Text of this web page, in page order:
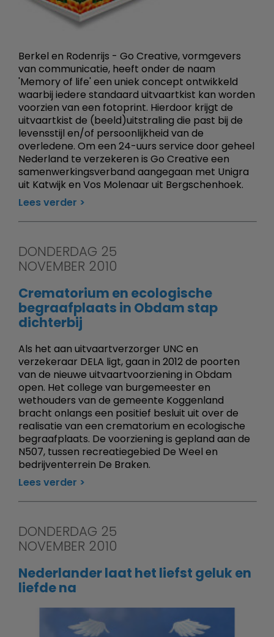
Berkel en Rodenrijs - Go Creative, vormgevers
van communicatie, heeft onder de naam
'Memory of life' een uniek concept ontwikkeld
waarbij iedere standaard uitvaartkist kan worden
voorzien van een fotoprint. Hierdoor krijgt de
uitvaartkist de (beeld)uitstraling die past bij de
levensstijl en/of persoonlijkheid van de
overledene. Om een 24-uurs service door geheel
Nederland te verzekeren is Go Creative een
samenwerkingsverband aangegaan met Unigra
uit Katwijk en Vos Molenaar uit Bergschenhoek.
Lees verder
DONDERDAG 25
NOVEMBER 2010
Crematorium en ecologische
begraafplaats in Obdam stap
dichterbij
Als het aan uitvaartverzorger UNC en
verzekeraar DELA ligt, gaan in 2012 de poorten
van de nieuwe uitvaartvoorziening in Obdam
open. Het college van burgemeester en
wethouders van de gemeente Koggenland
bracht onlangs een positief besluit uit over de
realisatie van een crematorium en ecologische
begraafplaats. De voorziening is gepland aan de
N507, tussen recreatiegebied De Weel en
bedrijventerrein De Braken.
Lees verder
DONDERDAG 25
NOVEMBER 2010
Nederlander laat het liefst geluk en
liefde na